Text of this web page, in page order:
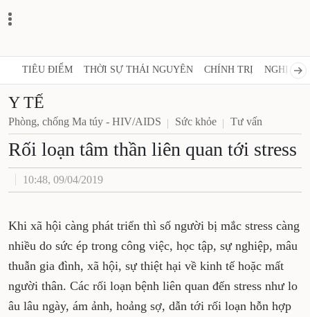
TIÊU ĐIỂM THỜI SỰ THÁI NGUYÊN CHÍNH TRỊ NGHỊ
Y TẾ
Phòng, chống Ma túy - HIV/AIDS Sức khỏe Tư vấn
Rối loạn tâm thần liên quan tới stress
10:48, 09/04/2019
Khi xã hội càng phát triển thì số người bị mắc stress càng
nhiều do sức ép trong công việc, học tập, sự nghiệp, mâu
thuẫn gia đình, xã hội, sự thiệt hại về kinh tế hoặc mất
người thân. Các rối loạn bệnh liên quan đến stress như lo
âu lâu ngày, ám ảnh, hoảng sợ, dẫn tới rối loạn hỗn hợp